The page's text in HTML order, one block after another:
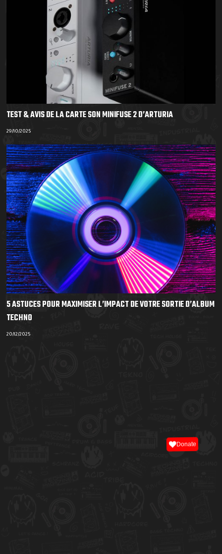
TEST & AVIS DE LA CARTE SON MINIFUSE 2 D’ARTURIA
29/10/2025
5 ASTUCES POUR MAXIMISER L’IMPACT DE VOTRE SORTIE D’ALBUM
TECHNO
20/12/2025
Donate